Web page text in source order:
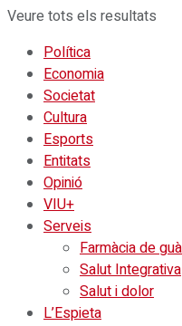
Veure tots els resultats
Política
Economia
Societat
Cultura
Esports
Entitats
Opinió
VIU+
Serveis
Farmàcia de
Salut Integrativa
Salut i dolor
L’Espieta